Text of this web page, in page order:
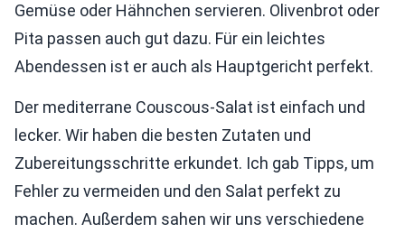
Gemüse oder Hähnchen servieren. Olivenbrot oder
Pita passen auch gut dazu. Für ein leichtes
Abendessen ist er auch als Hauptgericht perfekt.
Der mediterrane Couscous-Salat ist einfach und
lecker. Wir haben die besten Zutaten und
Zubereitungsschritte erkundet. Ich gab Tipps, um
Fehler zu vermeiden und den Salat perfekt zu
machen. Außerdem sahen wir uns verschiedene